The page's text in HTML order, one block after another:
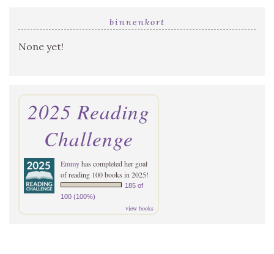
binnenkort
None yet!
2025 Reading
Challenge
Emmyhas completed her goal
of reading 100 books in 2025!
185 of
100 (100%)
view books